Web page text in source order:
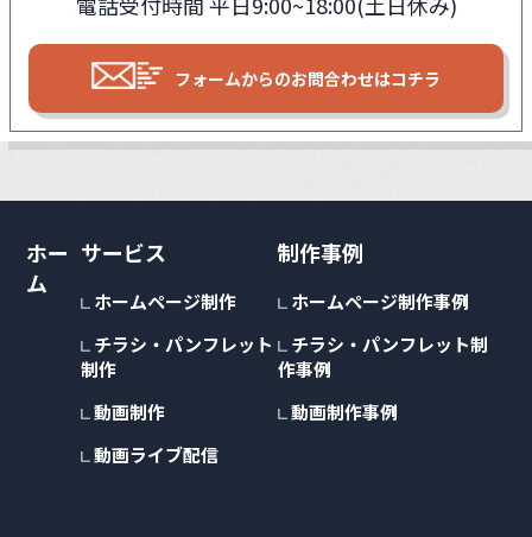
フォームからのお問合わせはコチラ
ホー
ム
サービス
ホームページ制作
チラシ・パンフレット
制作
動画制作
動画ライブ配信
制作事例
ホームページ制作事例
チラシ・パンフレット制
作事例
動画制作事例